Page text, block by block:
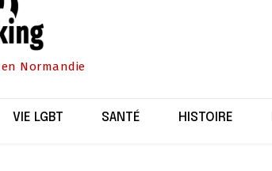
en Normandie
VIE LGBT SANTÉ HISTOIRE